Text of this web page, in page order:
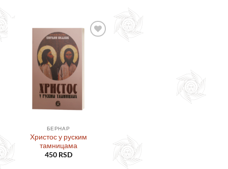
БЕРНАР
Христос у руским
тамницама
450 RSD